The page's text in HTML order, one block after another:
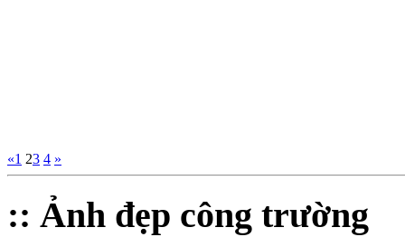
«1 23 4 »
:: Ảnh đẹp công trường